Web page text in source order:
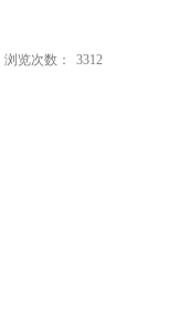
浏览次数： 3312